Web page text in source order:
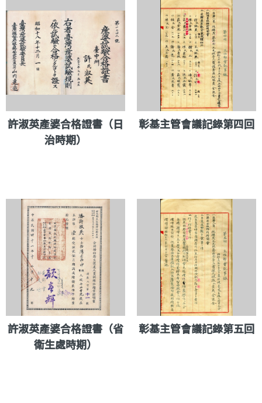
許淑英產婆合格證書（日
治時期）
彰基主管會議記錄第四回
許淑英產婆合格證書（省
衛生處時期）
彰基主管會議記錄第五回